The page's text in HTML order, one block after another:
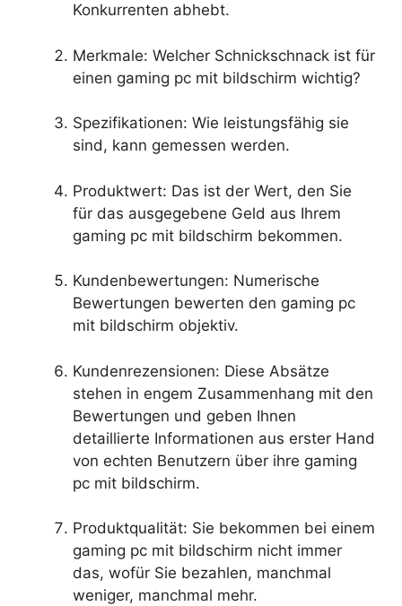
Konkurrenten abhebt.
Merkmale: Welcher Schnickschnack ist für
einen gaming pc mit bildschirm wichtig?
Spezifikationen: Wie leistungsfähig sie
sind, kann gemessen werden.
Produktwert: Das ist der Wert, den Sie
für das ausgegebene Geld aus Ihrem
gaming pc mit bildschirm bekommen.
Kundenbewertungen: Numerische
Bewertungen bewerten den gaming pc
mit bildschirm objektiv.
Kundenrezensionen: Diese Absätze
stehen in engem Zusammenhang mit den
Bewertungen und geben Ihnen
detaillierte Informationen aus erster Hand
von echten Benutzern über ihre gaming
pc mit bildschirm.
Produktqualität: Sie bekommen bei einem
gaming pc mit bildschirm nicht immer
das, wofür Sie bezahlen, manchmal
weniger, manchmal mehr.